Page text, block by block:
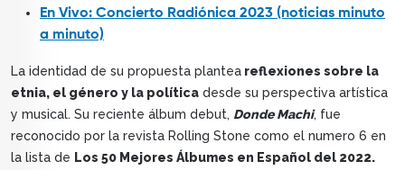
En Vivo: Concierto Radiónica 2023 (noticias minuto
a minuto)
La identidad de su propuesta plantea reflexiones sobre la
etnia, el género y la política desde su perspectiva artística
y musical. Su reciente álbum debut, Donde Machi, fue
reconocido por la revista Rolling Stone como el numero 6 en
la lista de Los 50 Mejores Álbumes en Español del 2022.